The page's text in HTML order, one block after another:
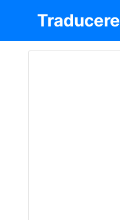
Traducere